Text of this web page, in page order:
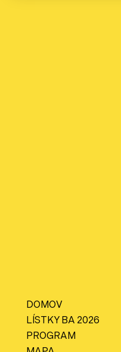
DOMOV
LÍSTKY BA 2026
PROGRAM